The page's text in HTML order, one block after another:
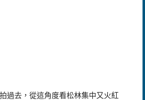
過去，從這角度看松林集中又火紅